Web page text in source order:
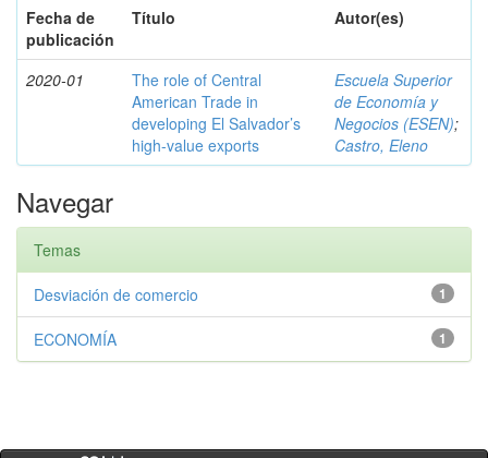
Fecha de
publicación
Título Autor(es)
2020-01
The role of Central
American Trade in
developing El Salvador’s
high-value exports
Escuela Superior
de Economía y
Negocios (ESEN);
Castro, Eleno
Navegar
Temas
1
Desviación de comercio
1
ECONOMÍA